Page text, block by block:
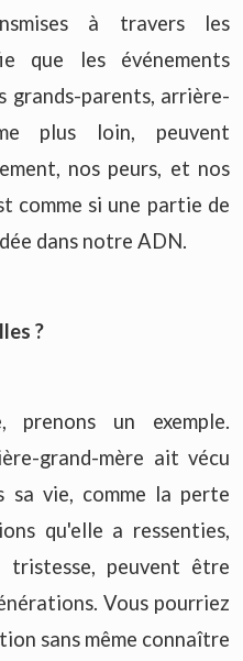
à travers les
que les événements
grands-parents, arrière-
plus loin, peuvent
nos peurs, et nos
comme si une partie de
dans notre ADN.
?
prenons un exemple.
grand-mère ait vécu
sa vie, comme la perte
qu'elle a ressenties,
peuvent être
Vous pourriez
sans même connaître